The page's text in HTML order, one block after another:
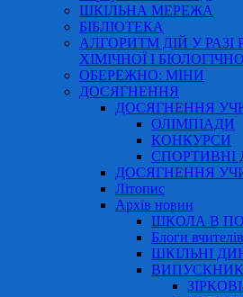
ШКІЛЬНА МЕРЕЖА
БІБЛІОТЕКА
АЛГОРИТМ ДІЙ У РАЗІ
ХІМІЧНОЇ І
ОБЕРЕЖНО: МІНИ
ДОСЯГНЕННЯ
ДОСЯГНЕННЯ
ОЛІМПІАДИ
КОНКУРСИ
СПОРТИВНІ
ДОСЯГНЕННЯ
Літопис
Архів новин
ШКОЛА В
Блоги вчителів
ШКІЛЬНІ